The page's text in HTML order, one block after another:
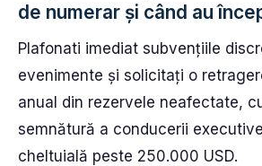
de numerar și când au
Plafonati imediat subvențiile
evenimente și solicitați o
anual din rezervele neafectate,
semnătură a conducerii
cheltuială peste 250.000 USD.